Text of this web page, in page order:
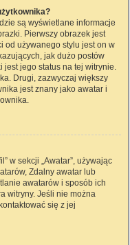
są wyświetlane informacje
Pierwszy obrazek jest
od używanego stylu jest on w
jak dużo postów
jest jego status na tej witrynie.
Drugi, zazwyczaj większy
jest znany jako awatar i
w sekcji „Awatar”, używając
Zdalny awatar lub
awatarów i sposób ich
witryny. Jeśli nie można
się z jej